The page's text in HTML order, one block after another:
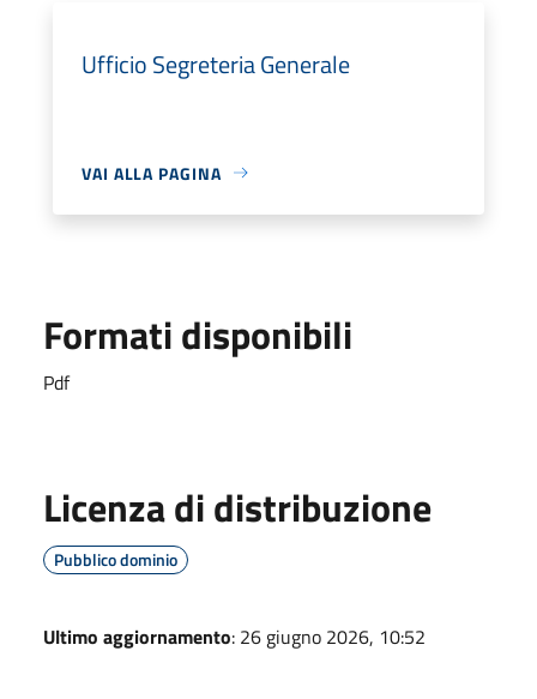
Ufficio Segreteria Generale
VAI ALLA PAGINA
Formati disponibili
Pdf
Licenza di distribuzione
Pubblico dominio
Ultimo aggiornamento: 26 giugno 2026, 10:52